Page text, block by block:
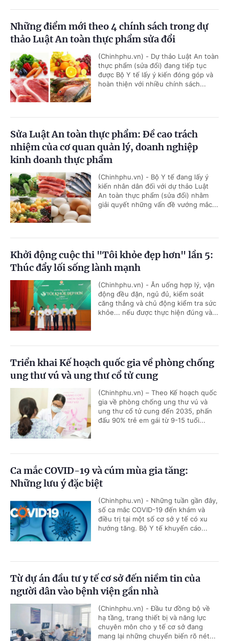
Những điểm mới theo 4 chính sách trong dự
thảo Luật An toàn thực phẩm sửa đổi
(Chinhphu.vn) - Dự thảo Luật An toàn
thực phẩm (sửa đổi) đang tiếp tục
được Bộ Y tế lấy ý kiến đóng góp và
hoàn thiện với nhiều chính sách...
Sửa Luật An toàn thực phẩm: Đề cao trách
nhiệm của cơ quan quản lý, doanh nghiệp
kinh doanh thực phẩm
(Chinhphu.vn) - Bộ Y tế đang lấy ý
kiến nhân dân đối với dự thảo Luật
An toàn thực phẩm (sửa đổi) nhằm
giải quyết những vấn đề vướng mắc...
Khởi động cuộc thi "Tôi khỏe đẹp hơn" lần 5:
Thúc đẩy lối sống lành mạnh
(Chinhphu.vn) - Ăn uống hợp lý, vận
động đều đặn, ngủ đủ, kiểm soát
căng thẳng và chủ động kiểm tra sức
khỏe... nếu được thực hiện đúng và...
Triển khai Kế hoạch quốc gia về phòng chống
ung thư vú và ung thư cổ tử cung
(Chinhphu.vn) – Theo Kế hoạch quốc
gia về phòng chống ung thư vú và
ung thư cổ tử cung đến 2035, phấn
đấu 90% trẻ em gái từ 9-15 tuổi...
Ca mắc COVID-19 và cúm mùa gia tăng:
Những lưu ý đặc biệt
(Chinhphu.vn) - Những tuần gần đây,
số ca mắc COVID-19 đến khám và
điều trị tại một số cơ sở y tế có xu
hướng tăng. Bộ Y tế khuyến cáo...
Từ dự án đầu tư y tế cơ sở đến niềm tin của
người dân vào bệnh viện gần nhà
(Chinhphu.vn) - Đầu tư đồng bộ về
hạ tầng, trang thiết bị và năng lực
chuyên môn cho y tế cơ sở đang
mang lại những chuyển biến rõ nét...